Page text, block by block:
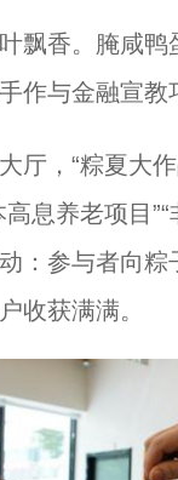
香。腌咸鸭
作与金融宣教
，“粽夏大作
息养老项目
：参与者向
收获满满。